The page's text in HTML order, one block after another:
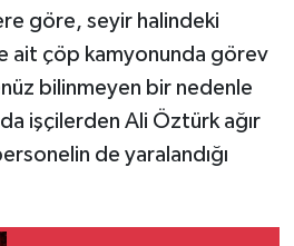
göre, seyir halindeki
ait çöp kamyonunda görev
bilinmeyen bir nedenle
işçilerden Ali Öztürk ağır
de yaralandığı